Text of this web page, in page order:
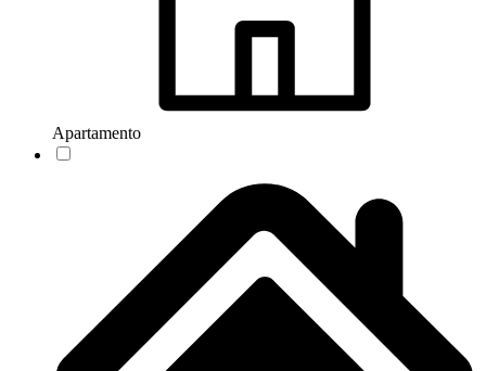
Apartamento